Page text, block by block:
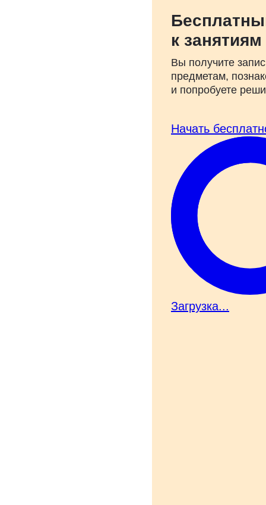
к
Вы получите
предметам,
и попробуете
Начать
Загрузка...